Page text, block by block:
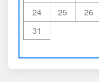
24
25 26
31